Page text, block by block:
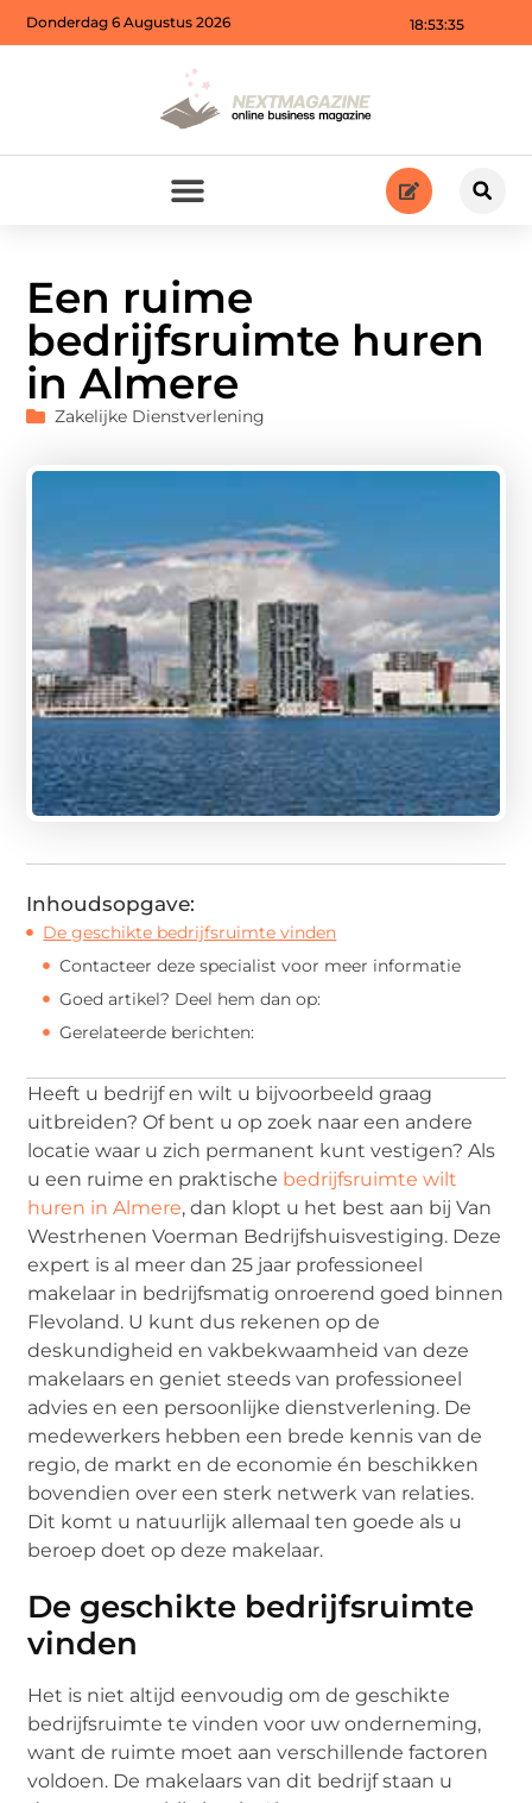
18:53:36
Donderdag 6 Augustus 2026
Een ruime
bedrijfsruimte huren
in Almere
Zakelijke Dienstverlening
Inhoudsopgave:
De geschikte bedrijfsruimte vinden
Contacteer deze specialist voor meer informatie
Goed artikel? Deel hem dan op:
Gerelateerde berichten:
Heeft u bedrijf en wilt u bijvoorbeeld graag
uitbreiden? Of bent u op zoek naar een andere
locatie waar u zich permanent kunt vestigen? Als
u een ruime en praktische bedrijfsruimte wilt
huren in Almere, dan klopt u het best aan bij Van
Westrhenen Voerman Bedrijfshuisvestiging. Deze
expert is al meer dan 25 jaar professioneel
makelaar in bedrijfsmatig onroerend goed binnen
Flevoland. U kunt dus rekenen op de
deskundigheid en vakbekwaamheid van deze
makelaars en geniet steeds van professioneel
advies en een persoonlijke dienstverlening. De
medewerkers hebben een brede kennis van de
regio, de markt en de economie én beschikken
bovendien over een sterk netwerk van relaties.
Dit komt u natuurlijk allemaal ten goede als u
beroep doet op deze makelaar.
De geschikte bedrijfsruimte
vinden
Het is niet altijd eenvoudig om de geschikte
bedrijfsruimte te vinden voor uw onderneming,
want de ruimte moet aan verschillende factoren
voldoen. De makelaars van dit bedrijf staan u